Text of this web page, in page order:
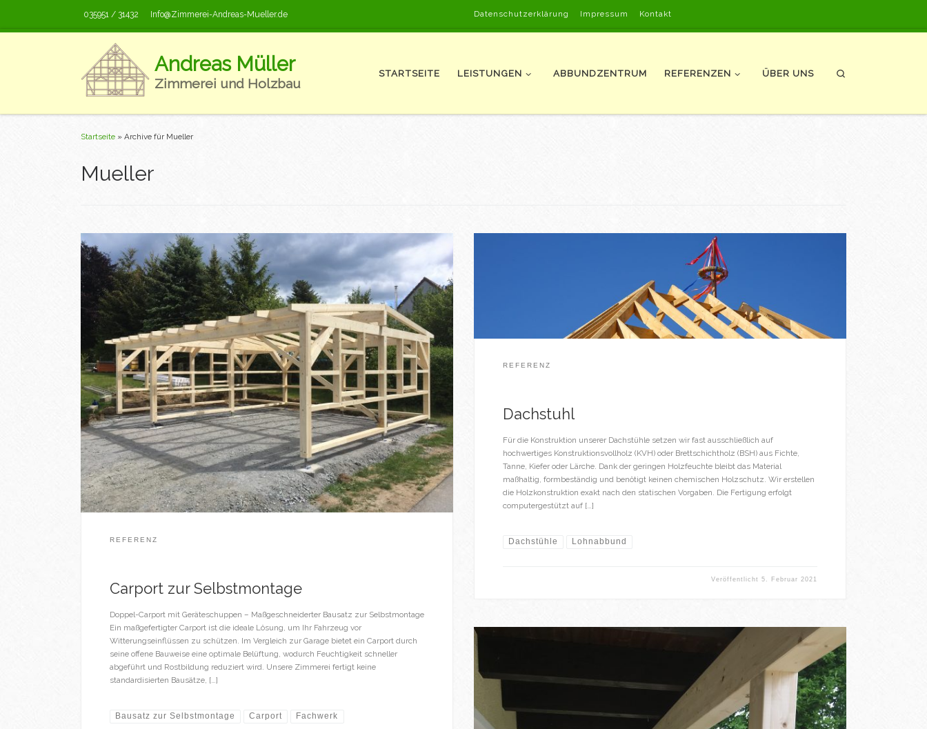
Zum Inhalt springen035951 / 31432 Info@Zimmerei-Andreas-Mueller.de Datenschutzerklärung Impressum Kontakt
Andreas Müller
Zimmerei und Holzbau
STARTSEITE LEISTUNGEN ABBUNDZENTRUM REFERENZEN ÜBER UNS
Startseite » Archive für Mueller
Mueller
REFERENZ
Carport zur Selbstmontage
Doppel-Carport mit Geräteschuppen – Maßgeschneiderter Bausatz zur Selbstmontage
Ein maßgefertigter Carport ist die ideale Lösung, um Ihr Fahrzeug vor
Witterungseinflüssen zu schützen. Im Vergleich zur Garage bietet ein Carport durch
seine offene Bauweise eine optimale Belüftung, wodurch Feuchtigkeit schneller
abgeführt und Rostbildung reduziert wird. Unsere Zimmerei fertigt keine
standardisierten Bausätze, […]
Bausatz zur Selbstmontage Carport Fachwerk
REFERENZ
Dachstuhl
Für die Konstruktion unserer Dachstühle setzen wir fast ausschließlich auf
hochwertiges Konstruktionsvollholz (KVH) oder Brettschichtholz (BSH) aus Fichte,
Tanne, Kiefer oder Lärche. Dank der geringen Holzfeuchte bleibt das Material
maßhaltig, formbeständig und benötigt keinen chemischen Holzschutz. Wir erstellen
die Holzkonstruktion exakt nach den statischen Vorgaben. Die Fertigung erfolgt
computergestützt auf […]
Dachstühle Lohnabbund
Veröffentlicht 5. Februar 2021